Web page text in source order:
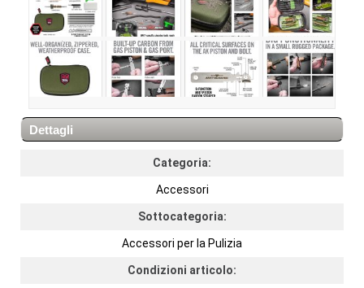
Dettagli
Categoria:
Accessori
Sottocategoria:
Accessori per la Pulizia
Condizioni articolo: